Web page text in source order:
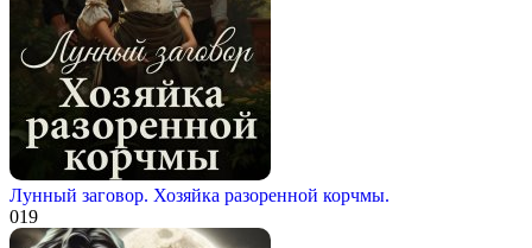
Лунный заговор. Хозяйка разоренной корчмы.
019